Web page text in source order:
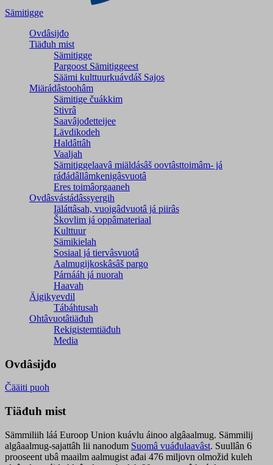
Sämitigge
Ovdâsijđo
Tiäđuh mist
Sämitigge
Pargoost Sämitiggeest
Säämi kulttuurkuávdáš Sajos
Miärádâstoohâm
Sämitige čuákkim
Stivrâ
Saavâjođetteijee
Lävdikodeh
Haldâttâh
Vaaljah
Sämitiggelaavâ miäldásâš oovtâsttoimâm- já
ráđádâllâmkenigâsvuotâ
Eres toimâorgaaneh
Ovdâsvástádâssyergih
Iäláttâsah, vuoigâdvuotâ já piirâs
Škovlim já oppâmateriaal
Kulttuur
Sämikielah
Sosiaal já tiervâsvuotâ
Aalmugijkoskâsâš pargo
Párnááh já nuorah
Haavah
Äigikyevdil
Tábáhtusah
Ohtâvuotâtiäđuh
Rekigistemtiäđuh
Media
Ovdâsijđo
Čääiti puoh
Tiäđuh mist
Sämmiliih láá Euroop Union kuávlu áinoo algâaalmug. Sämmilij
algâaalmug-sajattâh lii nanodum Suomâ vuáđulaavâst. Suullân 6
prooseent ubâ maailm aalmugist ađai 476 miljovn olmožid kuleh